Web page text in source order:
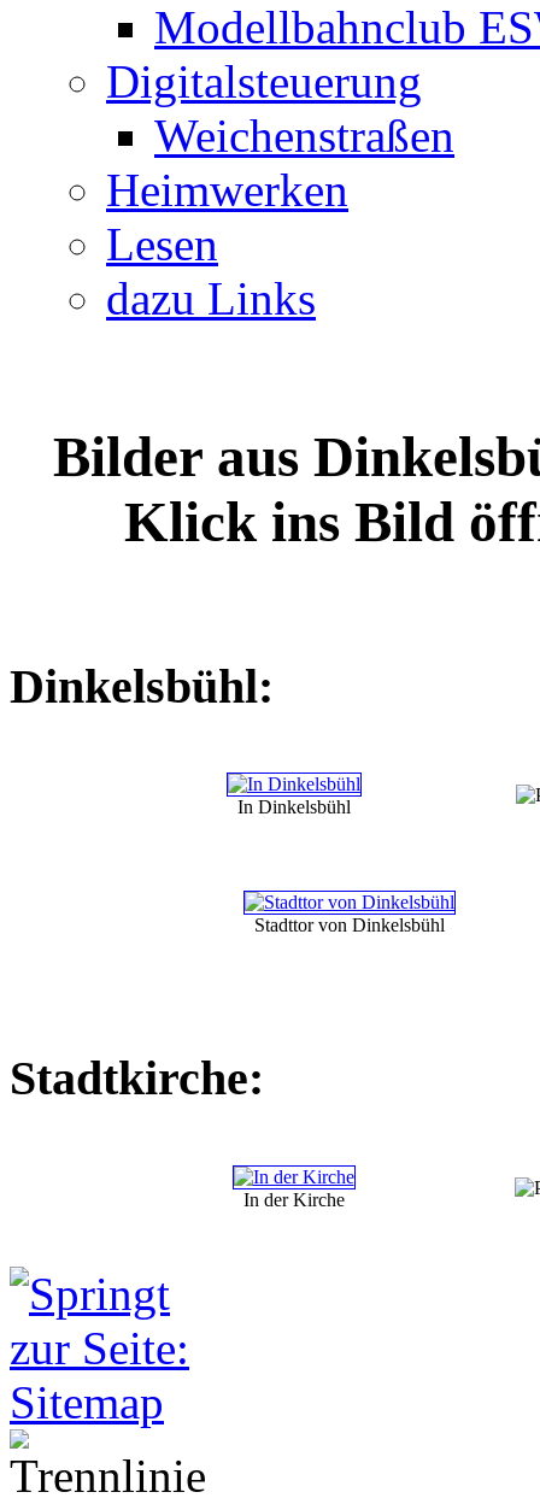
Modellbahnclub
Digitalsteuerung
Weichenstraßen
Heimwerken
Lesen
dazu Links
Bilder aus
Klick ins Bild
Dinkelsbühl:
In Dinkelsbühl
Stadttor von Dinkelsbühl
Stadtkirche:
In der Kirche